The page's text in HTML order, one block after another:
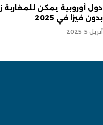
دول أوروبية يمكن للمغاربة
بدون فيزا في 2025
أبريل 5, 2025